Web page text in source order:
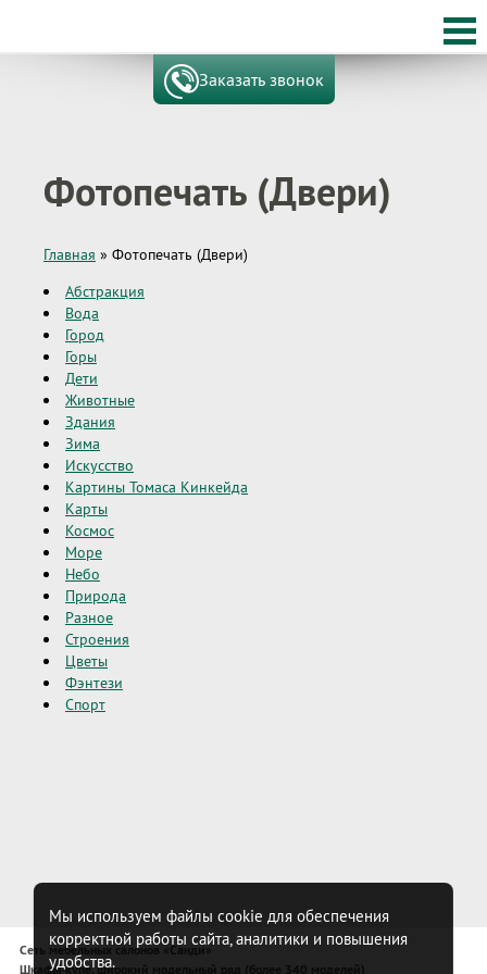
Заказать звонок
Фотопечать (Двери)
Главная » Фотопечать (Двери)
Абстракция
Вода
Город
Горы
Дети
Животные
Здания
Зима
Искусство
Картины Томаса Кинкейда
Карты
Космос
Море
Небо
Природа
Разное
Строения
Цветы
Фэнтези
Спорт
Сеть мебельных салонов «Санди»
Шкафы-купе, широкий модельный ряд (более 340 моделей)
Мы используем файлы cookie для обеспечения
корректной работы сайта, аналитики и повышения
удобства.